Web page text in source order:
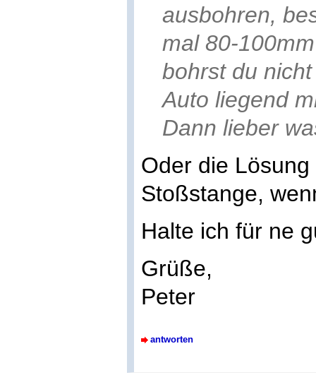
ausbohren,
mal 80-
bohrst du
Auto liegend
Dann lieber
Oder die
Stoßstange,
Halte ich für ne
Grüße,
Peter
antworten